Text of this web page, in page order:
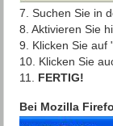
7. Suchen Sie in
8. Aktivieren Sie
9. Klicken Sie auf
10. Klicken Sie
11. FERTIG!
Bei Mozilla